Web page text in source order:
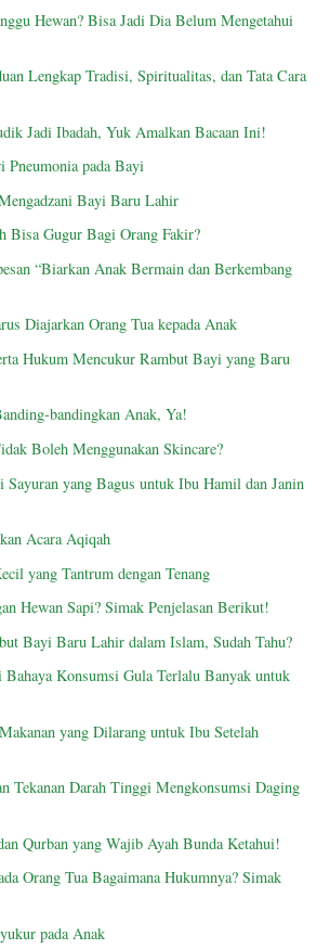
Hewan? Bisa Jadi Dia Belum Mengetahui
Lengkap Tradisi, Spiritualitas, dan Tata Cara
Jadi Ibadah, Yuk Amalkan Bacaan Ini!
pada Bayi
Bayi Baru Lahir
Bisa Gugur Bagi Orang Fakir?
“Biarkan Anak Bermain dan Berkembang
Diajarkan Orang Tua kepada Anak
Hukum Mencukur Rambut Bayi yang Baru
bandingkan Anak, Ya!
Boleh Menggunakan Skincare?
yang Bagus untuk Ibu Hamil dan Janin
Acara Aqiqah
yang Tantrum dengan Tenang
Hewan Sapi? Simak Penjelasan Berikut!
Bayi Baru Lahir dalam Islam, Sudah Tahu?
Konsumsi Gula Terlalu Banyak untuk
yang Dilarang untuk Ibu Setelah
Tekanan Darah Tinggi Mengkonsumsi Daging
Qurban yang Wajib Ayah Bunda Ketahui!
Orang Tua Bagaimana Hukumnya? Simak
pada Anak